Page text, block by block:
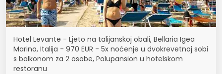
Hotel Levante - Ljeto na talijanskoj obali, Bellaria Igea
Marina, Italija - 970 EUR - 5x noćenje u dvokrevetnoj sobi
s balkonom za 2 osobe, Polupansion u hotelskom
restoranu